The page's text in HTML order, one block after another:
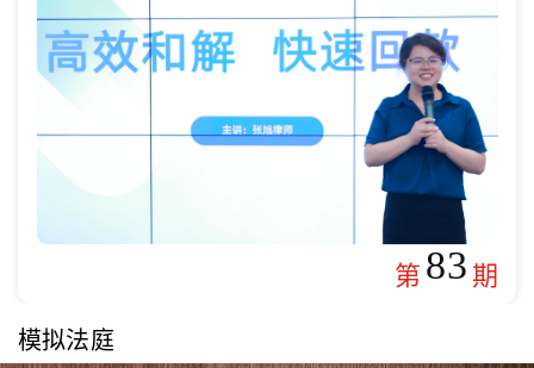
第83期
模拟法庭